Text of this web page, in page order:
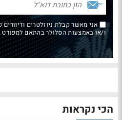
אני מאשר קבלת ניוזלטרים
ו/או באמצעות הסלולר בהתאם למפורט בסעיף 10
הכי נקראות